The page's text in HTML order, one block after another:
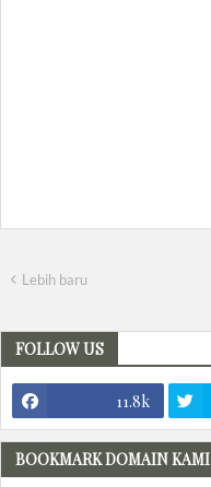
Lebih baru
FOLLOW US
11.8k
BOOKMARK DOMAIN KAMI